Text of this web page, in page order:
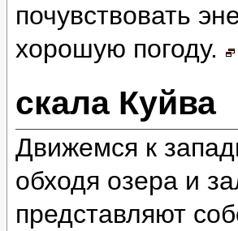
почувствовать
хорошую погоду.
скала Куйва
Движемся к
обходя озера и
представляют